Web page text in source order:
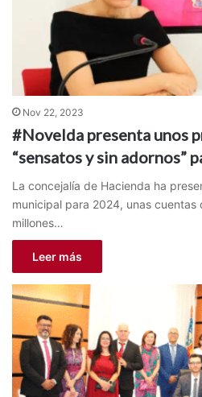
Nov 22, 2023
#Novelda presenta unos
“sensatos y sin adornos”
La concejalía de Hacienda ha
municipal para 2024, unas cuentas
millones…
Leer más